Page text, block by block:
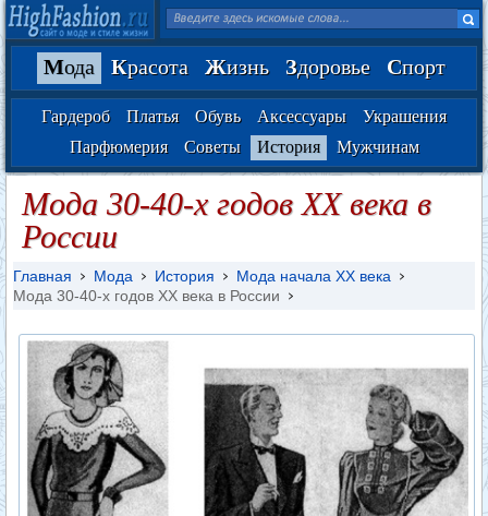
Мода Красота Жизнь Здоровье Спорт
Гардероб Платья Обувь Аксессуары
Украшения
Парфюмерия
Советы История Мужчинам
Мода 30-40-х годов XX века в
России
Главная Мода История
Мода начала XX века
Мода 30-40-х годов XX века в России